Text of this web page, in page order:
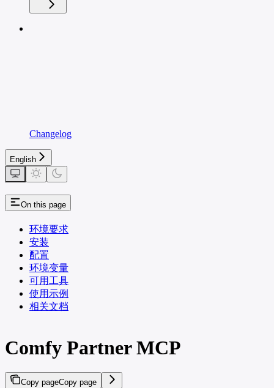
Changelog
English
On this page
环境要求
安装
配置
环境变量
可用工具
使用示例
相关文档
Comfy Partner MCP
Copy pageCopy page